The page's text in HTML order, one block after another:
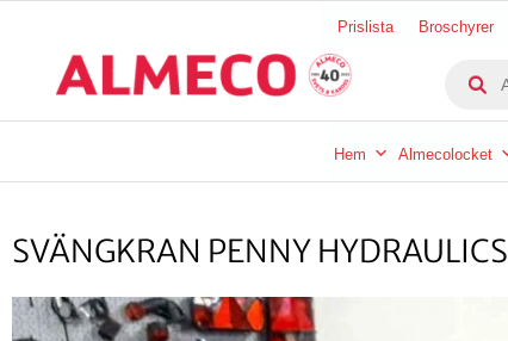
innehåll
Prislista Broschyrer
Hem Almecolocket
SVÄNGKRAN PENNY HYDRAULICS